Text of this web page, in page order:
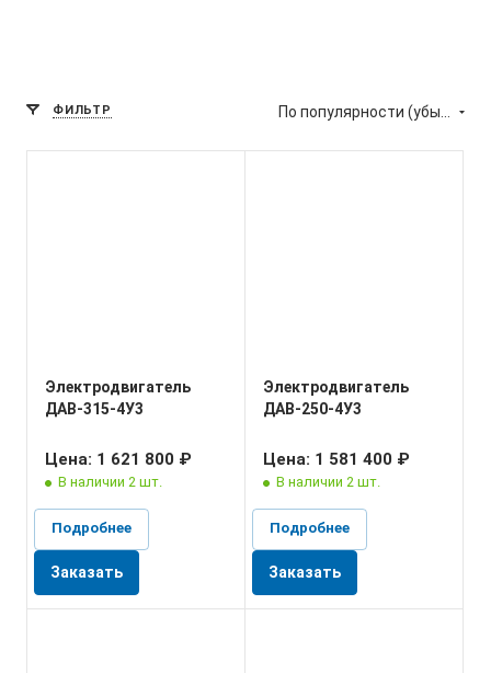
ФИЛЬТР
Электродвигатель
ДАВ-315-4У3
Цена: 1 621 800 ₽
В наличии 2 шт.
Подробнее
Заказать
Электродвигатель
ДАВ-250-4У3
Цена: 1 581 400 ₽
В наличии 2 шт.
Подробнее
Заказать